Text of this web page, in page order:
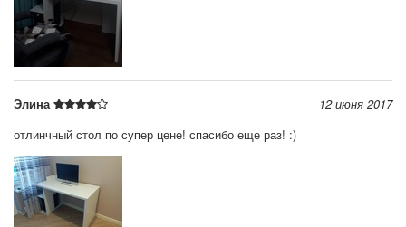
Элина
12 июня 2017
отлинчный стол по супер цене! спасибо еще раз! :)